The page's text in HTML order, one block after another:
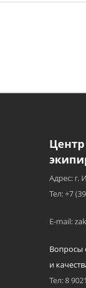
Адрес: г.
Тел: +7
E-mail:
Вопросы
и
Тел: 8